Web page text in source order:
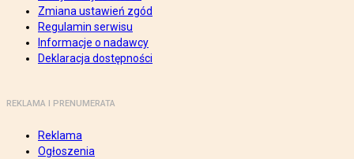
Zmiana ustawień zgód
Regulamin serwisu
Informacje o nadawcy
Deklaracja dostępności
REKLAMA I PRENUMERATA
Reklama
Ogłoszenia